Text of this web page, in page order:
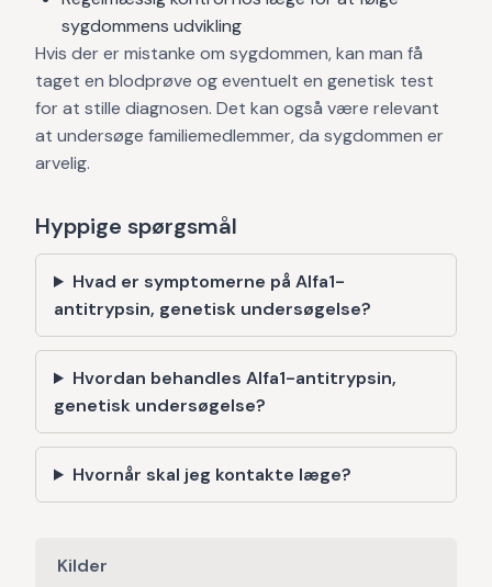
sygdommens udvikling
Hvis der er mistanke om sygdommen, kan man få
taget en blodprøve og eventuelt en genetisk test
for at stille diagnosen. Det kan også være relevant
at undersøge familiemedlemmer, da sygdommen er
arvelig.
Hyppige spørgsmål
Hvad er symptomerne på Alfa1-
antitrypsin, genetisk undersøgelse?
Hvordan behandles Alfa1-antitrypsin,
genetisk undersøgelse?
Hvornår skal jeg kontakte læge?
Kilder